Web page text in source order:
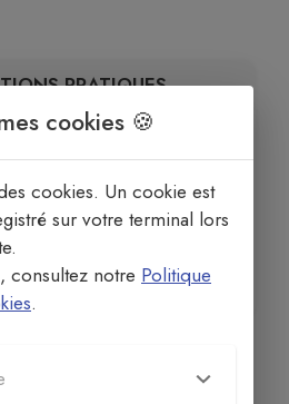
PRATIQUES
Chancelade
10 sept.
et de ses projets
cookies 🍪
cookies. Un cookie est
sur votre terminal lors
consultez notre Politique
.